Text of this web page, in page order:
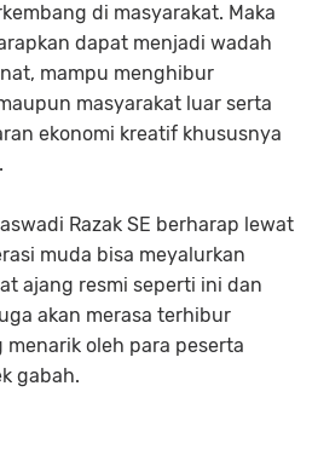
di masyarakat. Maka
dapat menjadi wadah
mampu menghibur
masyarakat luar serta
ekonomi kreatif khususnya
Razak SE berharap lewat
muda bisa meyalurkan
ajang resmi seperti ini dan
akan merasa terhibur
oleh para peserta
gabah.